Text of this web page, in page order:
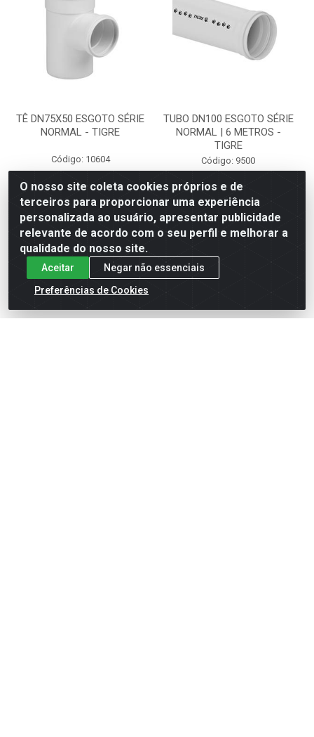
TÊ DN75X50 ESGOTO SÉRIE
NORMAL - TIGRE
Código: 10604
Faça seu login ou
cadastre-se para
ver preços e
comprar
TUBO DN100 ESGOTO SÉRIE
NORMAL | 6 METROS -
TIGRE
Código: 9500
Faça seu login ou
cadastre-se para
ver preços e
O nosso site coleta cookies próprios e de
terceiros para proporcionar uma experiência
personalizada ao usuário, apresentar publicidade
relevante de acordo com o seu perfil e melhorar a
qualidade do nosso site.
Aceitar
Negar não essenciais
Preferências de Cookies